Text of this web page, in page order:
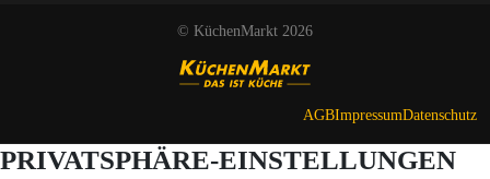
© KüchenMarkt 2026
AGBImpressumDatenschutz
PRIVATSPHÄRE-EINSTELLUNGEN